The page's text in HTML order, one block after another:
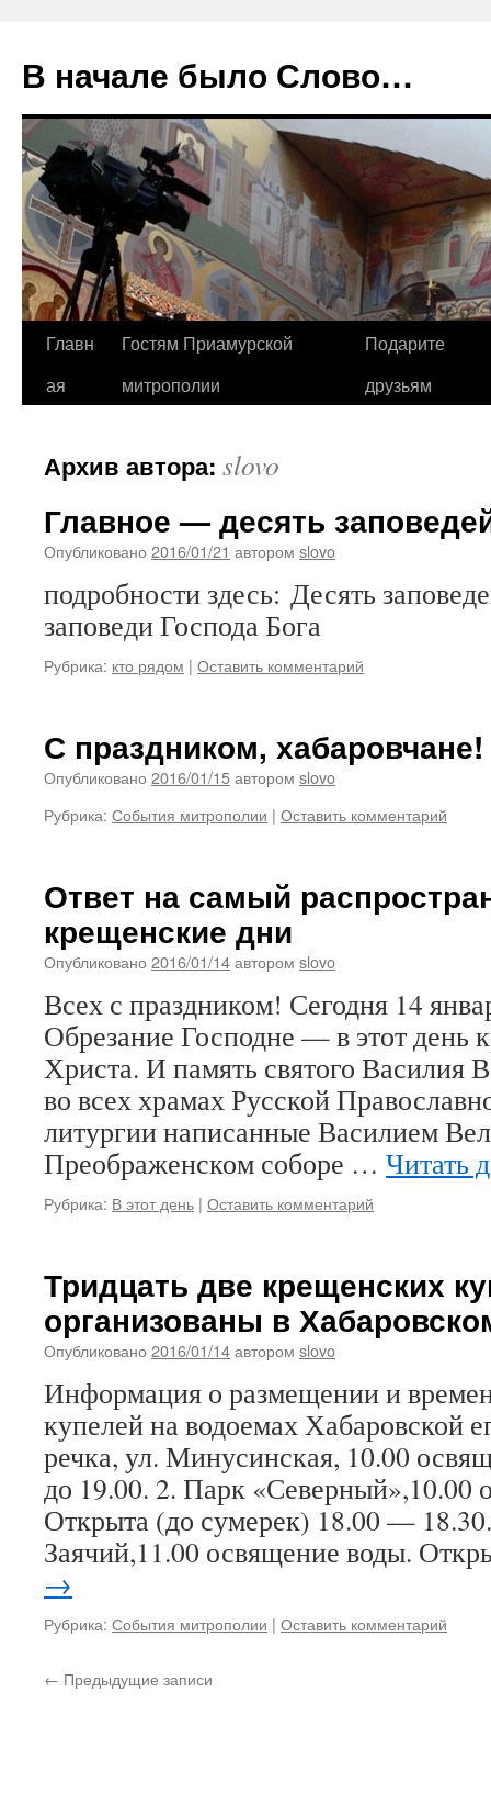
В начале было Слово…
Перейти
Главн
ая
Гостям Приамурской
митрополии
Подарите
друзьям
Архив автора: slovo
Главное — десять
Опубликовано 2016/01/21 автором slovo
подробности здесь: Десять
заповеди Господа Бога
Рубрика: кто рядом | Оставить комментарий
С праздником, хабаровчане!
Опубликовано 2016/01/15автором slovo
Рубрика: События митрополии | Оставить комментарий
Ответ на самый
крещенские дни
Опубликовано 2016/01/14автором slovo
Всех с праздником! Сегодня 14
Обрезание Господне — в этот день
Христа. И память святого Василия
во всех храмах Русской
литургии написанные Василием
Преображенском соборе … Читать
Рубрика: В этот день | Оставить комментарий
Тридцать две крещенских
организованы в
Опубликовано 2016/01/14автором slovo
Информация о размещении и
купелей на водоемах Хабаровской
речка, ул. Минусинская, 10.00
до 19.00. 2. Парк «Северный»,10.00
Открыта (до сумерек) 18.00 —
Заячий,11.00 освящение воды.
→
Рубрика: События митрополии | Оставить комментарий
← Предыдущие записи